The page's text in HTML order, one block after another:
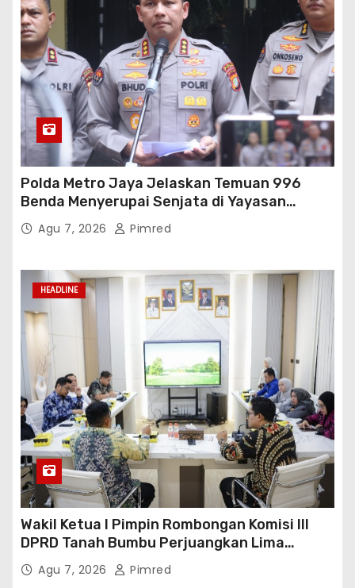
Polda Metro Jaya Jelaskan Temuan 996
Benda Menyerupai Senjata di Yayasan
Jaksel
Agu 7, 2026 Pimred
HEADLINE
Wakil Ketua I Pimpin Rombongan Komisi III
DPRD Tanah Bumbu Perjuangkan Lima
Infrastruktur Strategis
Agu 7, 2026 Pimred